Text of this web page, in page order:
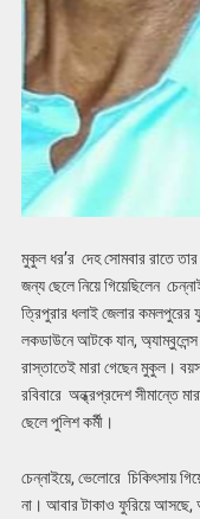
মুকুল ধর’র দেহ সোমবার রাতে
জন্য ছেলে নিয়ে গিয়েছিলেন
ত্রিপুরার ধলাই জেলার
লকডাউনে আটকে যান, অ্যাম্বুলেন্স
রাস্তাতেই মারা গেছেন মুকুল।
রবিবারে অন্ধ্রপ্রদেশ সীমান্তে
ছেলে পুলিশ কর্মী।
চেন্নাইয়ে, ভেলোরে চিকিৎসায়
না। আবার টাকাও ফুরিয়ে